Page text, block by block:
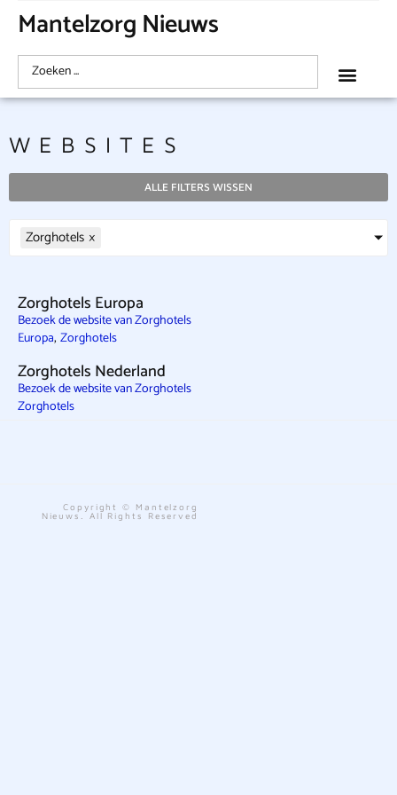
Mantelzorg Nieuws
WEBSITES
ALLE FILTERS WISSEN
Zorghotels ×
Zorghotels Europa
Bezoek de website van Zorghotels
Europa, Zorghotels
Zorghotels Nederland
Bezoek de website van Zorghotels
Zorghotels
Copyright © Mantelzorg
Nieuws. All Rights Reserved